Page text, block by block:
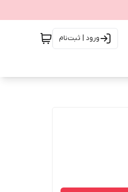
ورود | ثبت‌نام